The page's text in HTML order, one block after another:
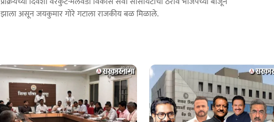
झाला असून जयकुमार गोरे गटाला राजकीय बळ मिळाले.